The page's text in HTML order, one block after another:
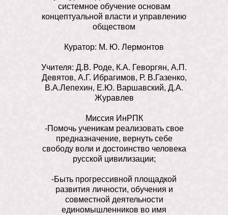
системное обучение основам
концептуальной власти и управлению
обществом
Куратор: М. Ю. Лермонтов
Учителя: Д.В. Роде, К.А. Геворгян, А.П.
Девятов, А.Г. Ибрагимов, Р. В.Газенко,
В.А.Лепехин, Е.Ю. Варшавский, Д.А.
Журавлев
Миссия ИнРПК
-Помочь ученикам реализовать свое
предназначение, вернуть себе
свободу воли и достоинство человека
русской цивилизации;
-Быть прогрессивной площадкой
развития личности, обучения и
совместной деятельности
единомышленников во имя